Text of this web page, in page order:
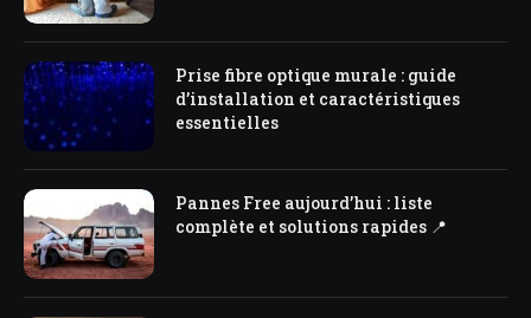
Prise fibre optique murale : guide
d’installation et caractéristiques
essentielles
Pannes Free aujourd’hui : liste
complète et solutions rapides 📍